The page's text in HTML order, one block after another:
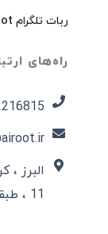
ربات تلگرام airoot
راه‌های
البرز ،
11 ، طبقه 2 ، واحد شرقی